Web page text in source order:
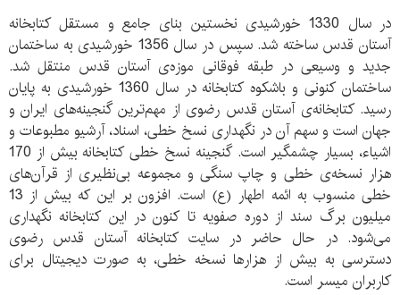
در سال 1330 خورشیدی نخستین بنای جامع و مستقل کتابخانه‌
آستان قدس ساخته شد. سپس در سال 1356 خورشیدی به ساختمان
جدید و وسیعی در طبقه‌ فوقانی موزه‌ی آستان قدس منتقل شد.
ساختمان کنونی و باشکوه کتابخانه در سال 1360 خورشیدی به پایان
رسید. کتابخانه‌ی آستان قدس رضوی از مهم‌ترین گنجینه‌های ایران و
جهان است و سهم آن در نگهداری نسخ خطی، اسناد، آرشیو مطبوعات و
اشیاء، بسیار چشمگیر است. گنجینه‌ نسخ خطی کتابخانه بیش از 170
هزار نسخه‌ی خطی و چاپ سنگی و مجموعه‌ بی‌نظیری از قرآن‌های
خطی منسوب به ائمه‌ اطهار (ع) است. افزون بر این که بیش از 13
میلیون برگ سند از دوره‌ صفویه تا کنون در این کتابخانه نگهداری
می‌شود. در حال حاضر در سایت کتابخانه‌ آستان قدس رضوی
دسترسی به بیش از هزارها نسخه‌ خطی، به صورت دیجیتال برای
کاربران میسر است.